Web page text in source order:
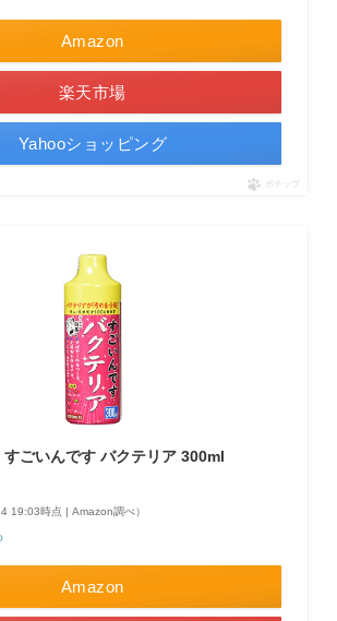
Amazon
楽天市場
Yahooショッピング
ポチップ
ごいんです バクテリア 300ml
19:03時点 | Amazon調べ）
Amazon